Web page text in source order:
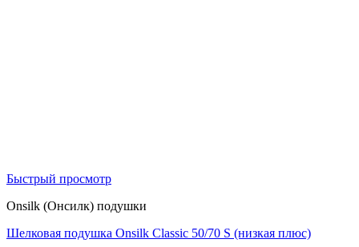
Быстрый просмотр
Onsilk (Онсилк) подушки
Шелковая подушка Onsilk Classic 50/70 S (низкая плюс)